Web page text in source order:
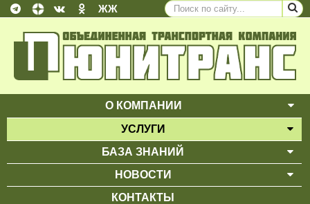
ЖЖ
О КОМПАНИИ
УСЛУГИ
БАЗА ЗНАНИЙ
НОВОСТИ
КОНТАКТЫ